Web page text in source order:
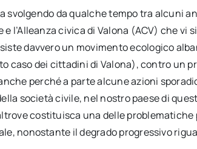
svolgendo da qualche tempo tra alcuni
l’Alleanza civica di Valona (ACV) che vi
davvero un movimento ecologico
caso dei cittadini di Valona), contro un
perché a parte alcune azioni
società civile, nel nostro paese di
costituisca una delle
nonostante il degrado progressivo